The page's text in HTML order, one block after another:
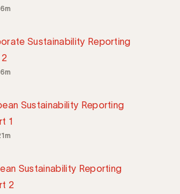
Sustainability Reporting
Sustainability Reporting
1
Sustainability Reporting
2